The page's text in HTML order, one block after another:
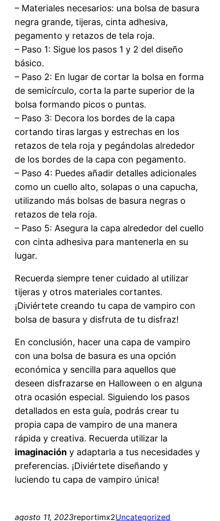
– Materiales necesarios: una bolsa de basura
negra grande, tijeras, cinta adhesiva,
pegamento y retazos de tela roja.
– Paso 1: Sigue los pasos 1 y 2 del diseño
básico.
– Paso 2: En lugar de cortar la bolsa en forma
de semicírculo, corta la parte superior de la
bolsa formando picos o puntas.
– Paso 3: Decora los bordes de la capa
cortando tiras largas y estrechas en los
retazos de tela roja y pegándolas alrededor
de los bordes de la capa con pegamento.
– Paso 4: Puedes añadir detalles adicionales
como un cuello alto, solapas o una capucha,
utilizando más bolsas de basura negras o
retazos de tela roja.
– Paso 5: Asegura la capa alrededor del cuello
con cinta adhesiva para mantenerla en su
lugar.
Recuerda siempre tener cuidado al utilizar
tijeras y otros materiales cortantes.
¡Diviértete creando tu capa de vampiro con
bolsa de basura y disfruta de tu disfraz!
En conclusión, hacer una capa de vampiro
con una bolsa de basura es una opción
económica y sencilla para aquellos que
deseen disfrazarse en Halloween o en alguna
otra ocasión especial. Siguiendo los pasos
detallados en esta guía, podrás crear tu
propia capa de vampiro de una manera
rápida y creativa. Recuerda utilizar la
imaginación y adaptarla a tus necesidades y
preferencias. ¡Diviértete diseñando y
luciendo tu capa de vampiro única!
agosto 11, 2023reportimx2Uncategorized